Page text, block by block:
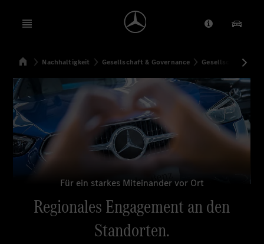
Open menu Anbieter/
SuchenStartseite
Nachhaltigkeit Gesellschaft & Governance Gesellschaftliche
Für ein starkes Miteinander vor Ort
Regionales Engagement an den
Standorten.